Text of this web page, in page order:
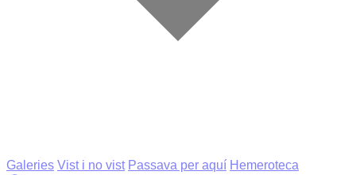
Galeries Vist i no vist Passava per aquí Hemeroteca